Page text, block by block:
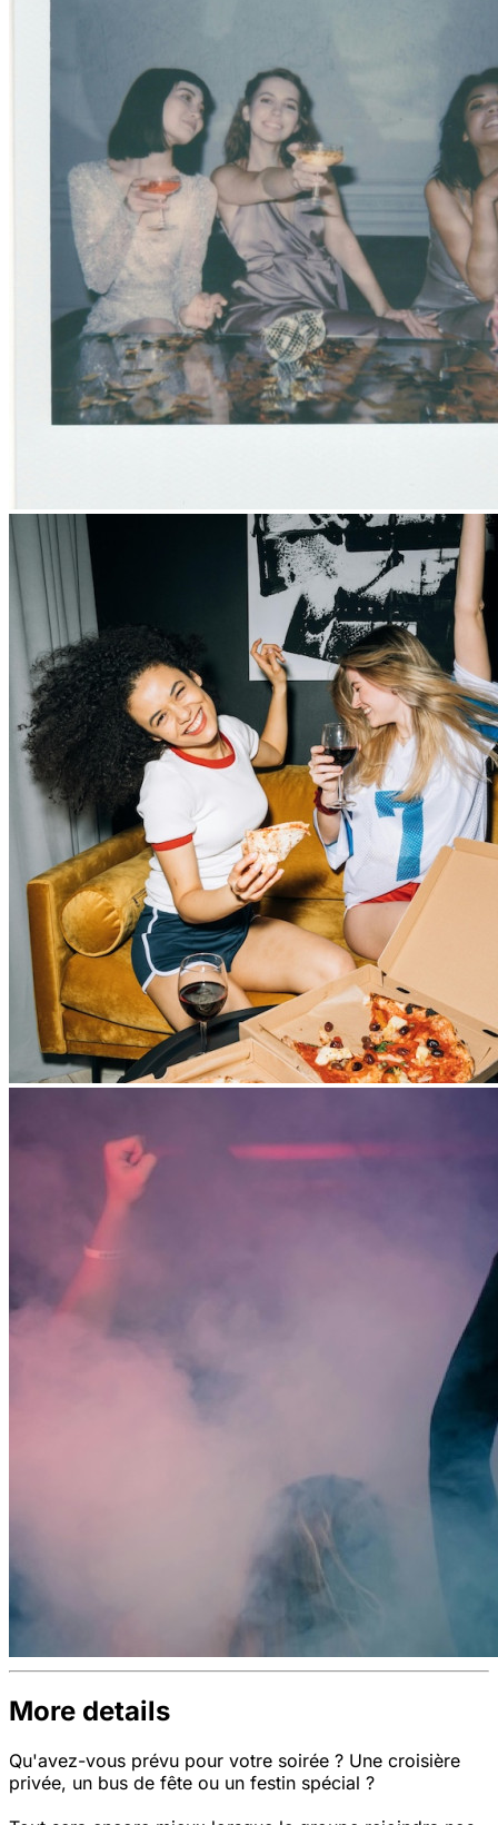
More details
Qu'avez-vous prévu pour votre soirée ? Une croisière
privée, un bus de fête ou un festin spécial ?